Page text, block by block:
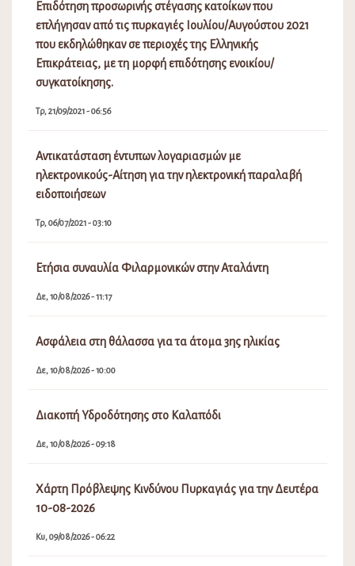
Επιδότηση προσωρινής στέγασης κατοίκων που
επλήγησαν από τις πυρκαγιές Ιουλίου/Αυγούστου 2021
που εκδηλώθηκαν σε περιοχές της Ελληνικής
Επικράτειας, με τη μορφή επιδότησης ενοικίου/
συγκατοίκησης.
Τρ, 21/09/2021 - 06:56
Αντικατάσταση έντυπων λογαριασμών με
ηλεκτρονικούς-Αίτηση για την ηλεκτρονική παραλαβή
ειδοποιήσεων
Τρ, 06/07/2021 - 03:10
Ετήσια συναυλία Φιλαρμονικών στην Αταλάντη
Δε, 10/08/2026 - 11:17
Ασφάλεια στη θάλασσα για τα άτομα 3ης ηλικίας
Δε, 10/08/2026 - 10:00
Διακοπή Υδροδότησης στο Καλαπόδι
Δε, 10/08/2026 - 09:18
Χάρτη Πρόβλεψης Κινδύνου Πυρκαγιάς για την Δευτέρα
10-08-2026
Κυ, 09/08/2026 - 06:22